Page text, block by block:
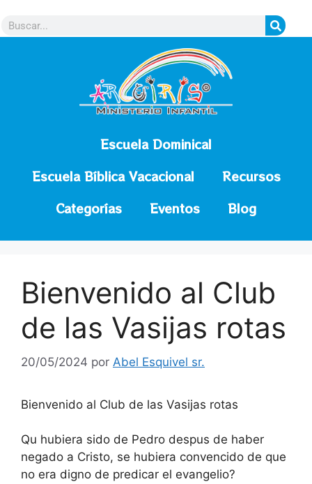
Escuela Dominical
Escuela Bíblica Vacacional
Recursos
Categorías
Eventos Blog
Bienvenido al Club
de las Vasijas rotas
20/05/2024 por Abel Esquivel sr.
Bienvenido al Club de las Vasijas rotas
Qu hubiera sido de Pedro despus de haber
negado a Cristo, se hubiera convencido de que
no era digno de predicar el evangelio?